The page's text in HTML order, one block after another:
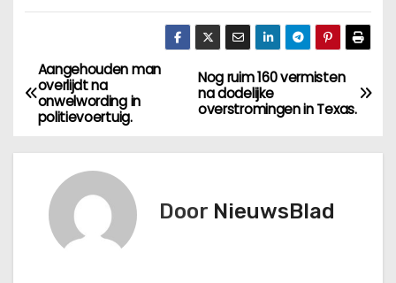
B
e
r
Nog ruim 160 vermisten
na dodelijke
overstromingen in Texas.
Aangehouden man
overlijdt na
onwelwording in
politievoertuig.
Door NieuwsBlad